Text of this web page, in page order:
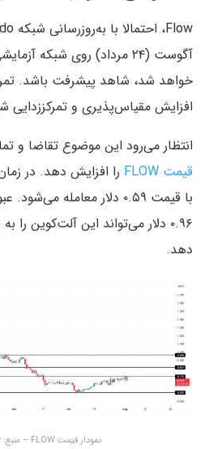
خواهد شد، شاهد پیشرفت باشد.
افزایش مقیاس‌پذیری و تمرکززدایی
انتظار می‌رود این موضوع تقاضا و
قیمت FLOW
دهد.
نمودار قیمت FLOW – منبع: TradingView